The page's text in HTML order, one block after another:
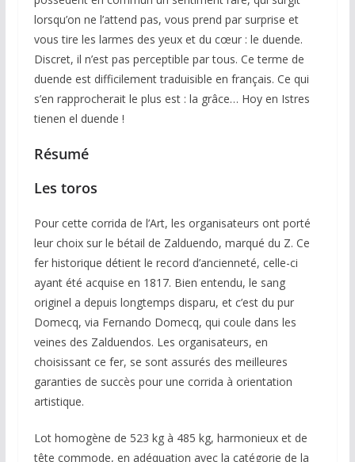
lorsqu’on ne l’attend pas, vous prend par surprise et
vous tire les larmes des yeux et du cœur : le duende.
Discret, il n’est pas perceptible par tous. Ce terme de
duende est difficilement traduisible en français. Ce qui
s’en rapprocherait le plus est : la grâce… Hoy en Istres
tienen el duende !
Résumé
Les toros
Pour cette corrida de l’Art, les organisateurs ont porté
leur choix sur le bétail de Zalduendo, marqué du Z. Ce
fer historique détient le record d’ancienneté, celle-ci
ayant été acquise en 1817. Bien entendu, le sang
originel a depuis longtemps disparu, et c’est du pur
Domecq, via Fernando Domecq, qui coule dans les
veines des Zalduendos. Les organisateurs, en
choisissant ce fer, se sont assurés des meilleures
garanties de succès pour une corrida à orientation
artistique.
Lot homogène de 523 kg à 485 kg, harmonieux et de
tête commode, en adéquation avec la catégorie de la